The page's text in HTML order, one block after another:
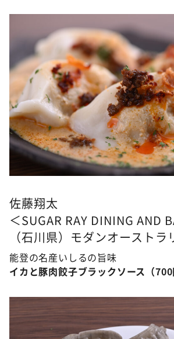
佐藤翔太
＜SUGAR RAY DINING AND
（石川県）モダンオーストラ
能登の名産いしるの旨味
イカと豚肉餃子ブラックソース（700